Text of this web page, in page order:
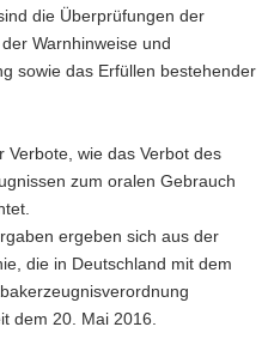
die Überprüfungen der
Warnhinweise und
sowie das Erfüllen bestehender
Verbote, wie das Verbot des
zum oralen Gebrauch
ergeben sich aus der
die in Deutschland mit dem
dem 20. Mai 2016.